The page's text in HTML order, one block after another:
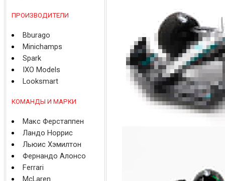
ПРОИЗВОДИТЕЛИ
Bburago
Minichamps
Spark
IXO Models
Looksmart
КОМАНДЫ И МАРКИ
Макс Ферстаппен
Ландо Норрис
Льюис Хэмилтон
Фернандо Алонсо
Ferrari
McLaren